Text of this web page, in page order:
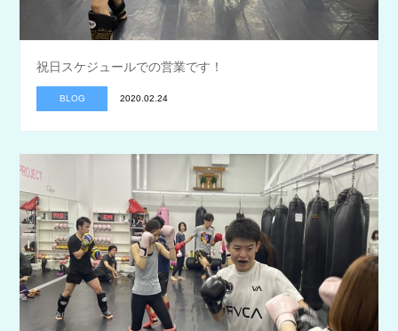
祝日スケジュールでの営業です！
BLOG 2020.02.24